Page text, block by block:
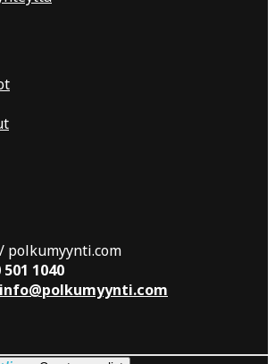
polkumyynti.com
501 1040
info@polkumyynti.com